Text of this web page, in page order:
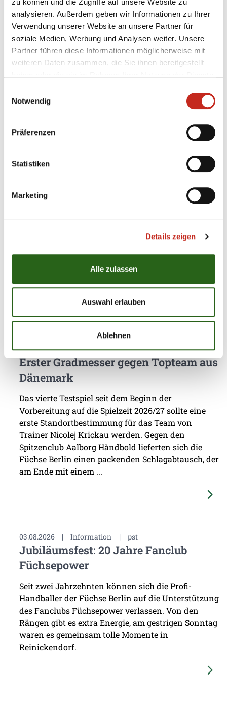
zu können und die Zugriffe auf unsere Website zu
analysieren. Außerdem geben wir Informationen zu Ihrer
Verwendung unserer Website an unsere Partner für
soziale Medien, Werbung und Analysen weiter. Unsere
Partner führen diese Informationen möglicherweise mit
weiteren Daten zusammen, die Sie ihnen bereitgestellt
Notwendig
Präferenzen
Statistiken
Marketing
Details zeigen
Alle zulassen
Auswahl erlauben
Ablehnen
zurück, um die weitere Vorbereitung in „Füchse Town“
aufzunehmen.
Weitere News
07.08.2026
Testspiel mit Champions-League-
Feeling
Berlin gegen Aalborg Håndbold getestet, das
ebenfalls wieder in der Königsklasse vertreten ist.
erneut keinen Sieg einfahren, jedoch wertvolle
Minuten in ...
05.08.2026 | Information | pg
Erster Gradmesser gegen Topteam aus
Dänemark
Das vierte Testspiel seit dem Beginn der
Vorbereitung auf die Spielzeit 2026/27 sollte eine
erste Standortbestimmung für das Team von
Trainer Nicolej Krickau werden. Gegen den
Spitzenclub Aalborg Håndbold lieferten sich die
Füchse Berlin einen packenden Schlagabtausch, der
am Ende mit einem ...
03.08.2026 | Information | pst
Jubiläumsfest: 20 Jahre Fanclub
Füchsepower
Seit zwei Jahrzehnten können sich die Profi-
Handballer der Füchse Berlin auf die Unterstützung
des Fanclubs Füchsepower verlassen. Von den
Rängen gibt es extra Energie, am gestrigen Sonntag
waren es gemeinsam tolle Momente in
Reinickendorf.